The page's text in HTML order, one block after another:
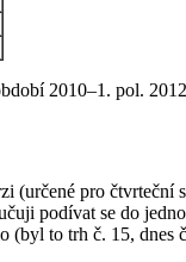
2010–1. pol. 2012
pro
podívat se do
(byl to trh č. 15,